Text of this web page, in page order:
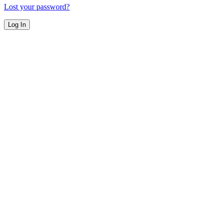
Lost your password?